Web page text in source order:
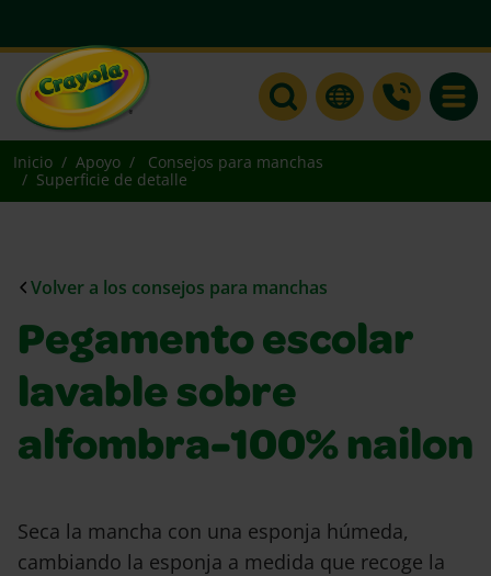
Inicio Apoyo
Consejos para manchas
Superficie de detalle
Volver a los consejos para manchas
Pegamento escolar
lavable sobre
alfombra-100% nailon
Seca la mancha con una esponja húmeda,
cambiando la esponja a medida que recoge la